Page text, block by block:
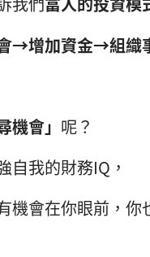
→增加資金→組織
機會」 呢？
自我的財務IQ，
機會在你眼前，你